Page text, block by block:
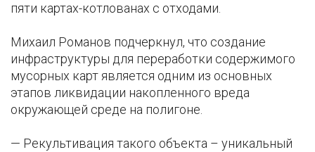
пяти картах-котлованах с отходами.
Михаил Романов подчеркнул, что создание
инфраструктуры для переработки содержимого
мусорных карт является одним из основных
этапов ликвидации накопленного вреда
окружающей среде на полигоне.
— Рекультивация такого объекта – уникальный